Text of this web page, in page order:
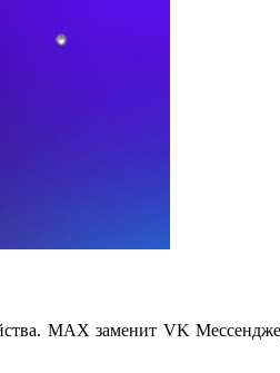
MAX заменит VK